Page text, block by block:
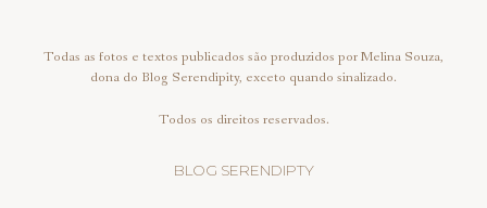
Todas as fotos e textos publicados são produzidos por Melina Souza,
dona do Blog Serendipity, exceto quando sinalizado.
Todos os direitos reservados.
BLOG SERENDIPTY